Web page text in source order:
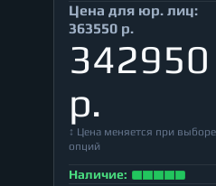
Цена для юр. лиц:
363550 р.
342950
р.
↕ Цена меняется при выборе
опций
Наличие: